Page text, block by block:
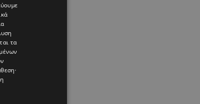
τα